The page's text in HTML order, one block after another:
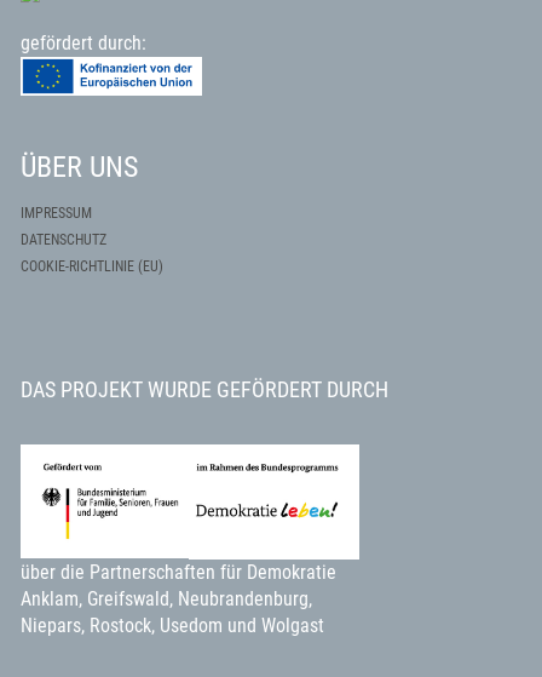
gefördert durch:
ÜBER UNS
IMPRESSUM
DATENSCHUTZ
COOKIE-RICHTLINIE (EU)
DAS PROJEKT WURDE GEFÖRDERT DURCH
über die Partnerschaften für Demokratie
Anklam, Greifswald, Neubrandenburg,
Niepars, Rostock, Usedom und Wolgast